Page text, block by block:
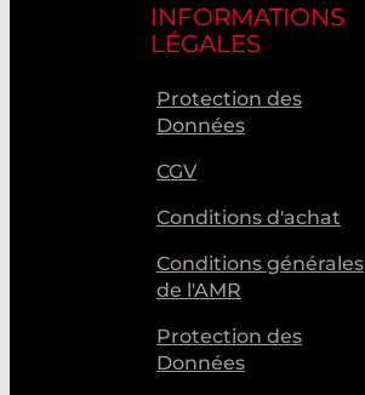
INFORMATIONS
LÉGALES
Protection des
Données
CGV
Conditions d'achat
Conditions générales
de l'AMR
Protection des
Données